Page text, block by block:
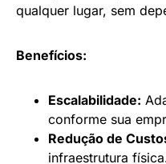
qualquer lugar, sem
Benefícios:
Escalabilidade:
conforme sua
Redução de
infraestrutura